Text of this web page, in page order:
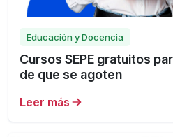
Educación y Docencia
Cursos SEPE gratuitos
de que se agoten
Leer más